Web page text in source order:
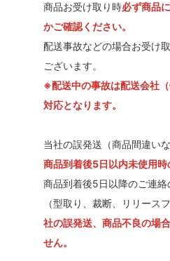
商品お受け取り時必ず商品
かご確認ください。
配送事故などの場合お受け
ございます。
※配送中の事故は配送会社
対応となります。
当社の誤発送（商品間違い
商品到着後5日以内未使用時
商品到着後5日以降のご連
（型取り、裁断、リリース
社の誤発送、商品不良の場
せん。